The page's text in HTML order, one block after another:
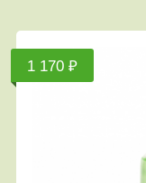
1 170 ₽